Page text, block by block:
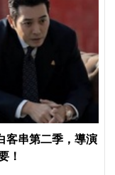
客串第二季，導演
！